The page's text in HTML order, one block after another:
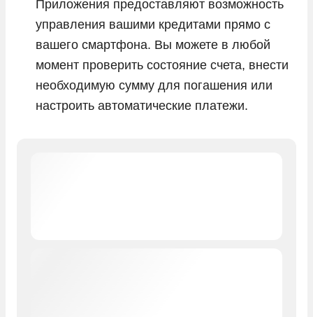
Приложения предоставляют возможность
управления вашими кредитами прямо с
вашего смартфона. Вы можете в любой
момент проверить состояние счета, внести
необходимую сумму для погашения или
настроить автоматические платежи.